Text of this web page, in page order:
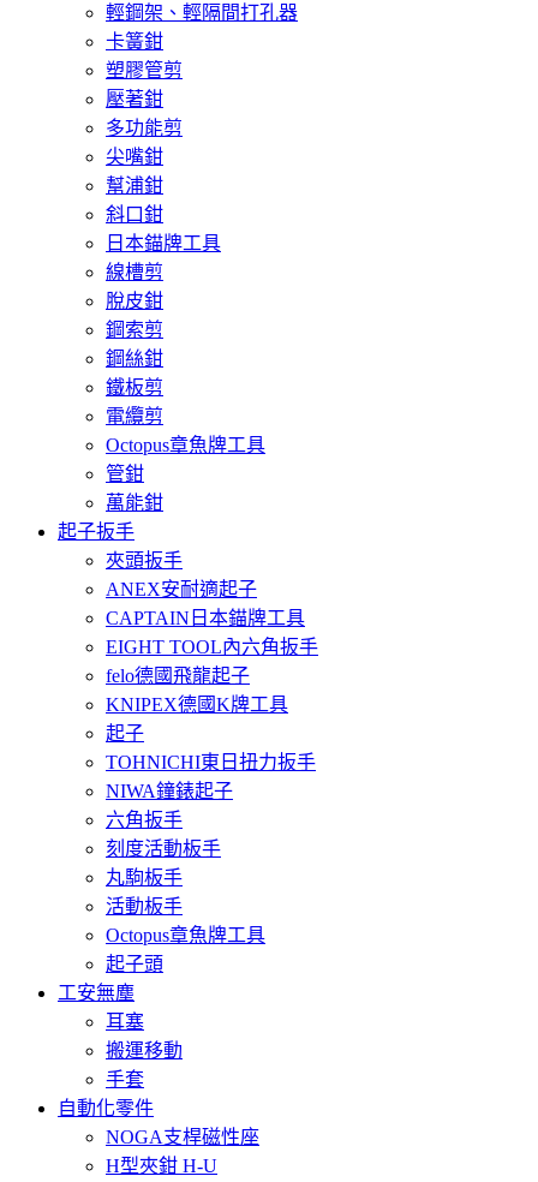
輕鋼架、輕隔間打孔器
卡簧鉗
塑膠管剪
壓著鉗
多功能剪
尖嘴鉗
幫浦鉗
斜口鉗
日本錨牌工具
線槽剪
脫皮鉗
鋼索剪
鋼絲鉗
鐵板剪
電纜剪
Octopus章魚牌工具
管鉗
萬能鉗
起子扳手
夾頭扳手
ANEX安耐適起子
CAPTAIN日本錨牌工具
EIGHT TOOL內六角扳手
felo德國飛龍起子
KNIPEX德國K牌工具
起子
TOHNICHI東日扭力扳手
NIWA鐘錶起子
六角扳手
刻度活動板手
丸駒板手
活動板手
Octopus章魚牌工具
起子頭
工安無塵
耳塞
搬運移動
手套
自動化零件
NOGA支桿磁性座
H型夾鉗 H-U